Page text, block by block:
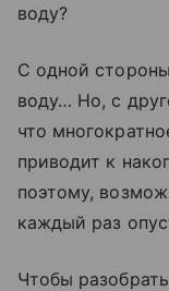
воду?
С одной
воду… Но, с
что
приводит к
поэтому,
каждый раз
Чтобы